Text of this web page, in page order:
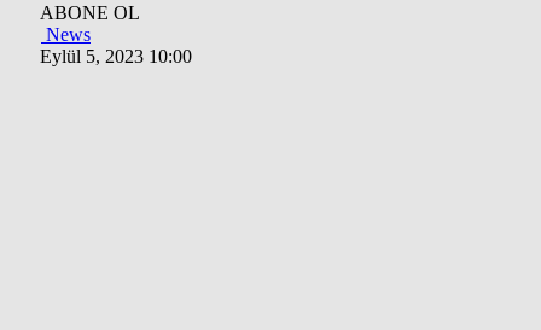
ABONE OL
News
Eylül 5, 2023 10:00